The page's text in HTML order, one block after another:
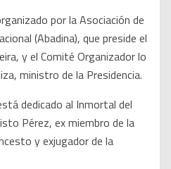
por la Asociación de
(Abadina), que preside el
y el Comité Organizador lo
ministro de la Presidencia.
dedicado al Inmortal del
Pérez, ex miembro de la
y exjugador de la